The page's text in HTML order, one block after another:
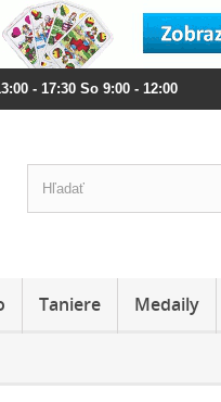
- 17:30 So 9:00 - 12:00
Taniere Medaily